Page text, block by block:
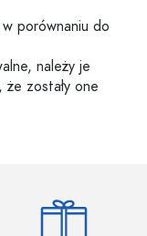
porównaniu do
należy je
zostały one